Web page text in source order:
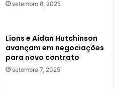
setembro 8, 2025
Lions e Aidan Hutchinson
avançam em negociações
para novo contrato
setembro 7, 2025